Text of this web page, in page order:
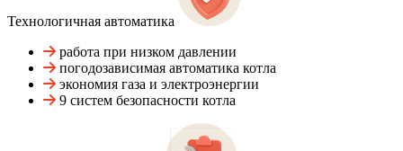
Технологичная автоматика
работа при низком давлении
погодозависимая автоматика котла
экономия газа и электроэнергии
9 систем безопасности котла